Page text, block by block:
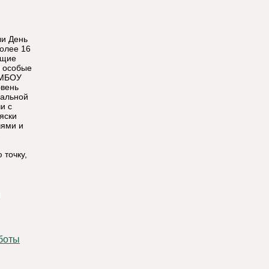
День
16
особые
МБОУ
с
и